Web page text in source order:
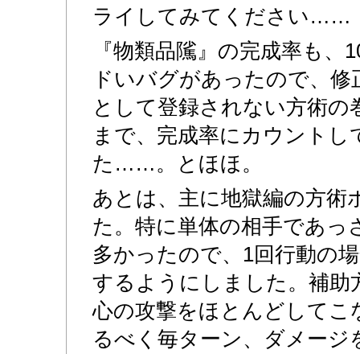
ライしてみてください……
『物類品隲』の完成率も
ドいバグがあったので、
として登録されない方術の
まで、完成率にカウント
た……。とほほ。
あとは、主に地獄編の方術
た。特に単体の相手であっ
多かったので、1回行動の
するようにしました。補助
心の攻撃をほとんどしてこ
るべく毎ターン、ダメージ